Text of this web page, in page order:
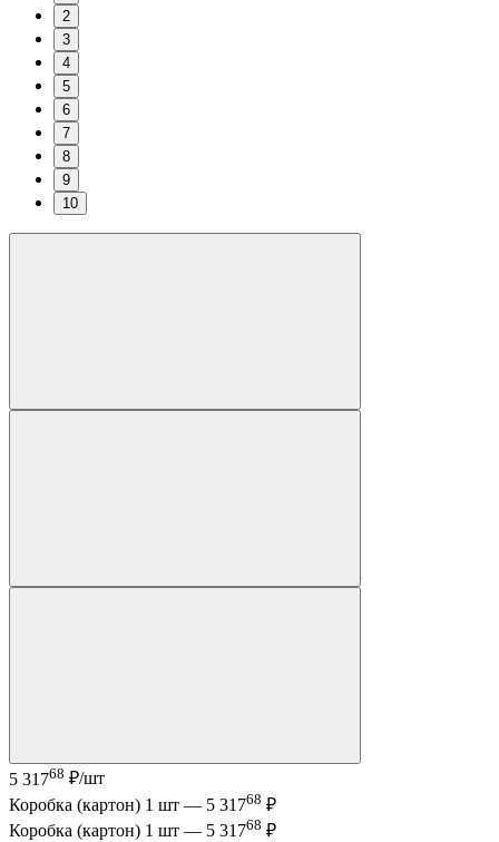
2
3
4
5
6
7
8
9
10
5 31768 ₽/шт
Коробка (картон) 1 шт — 5 31768 ₽
Коробка (картон) 1 шт — 5 31768 ₽